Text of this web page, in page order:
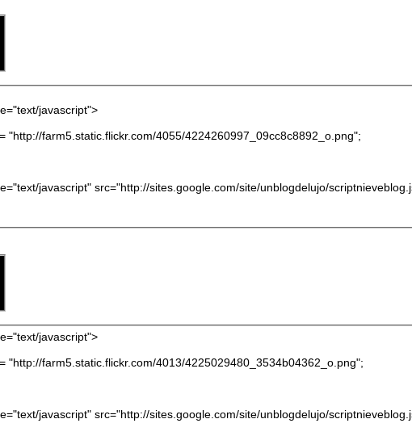
javascript">
"http://farm5.static.flickr.com/4055/4224260997_09cc8c8892_o.png";
javascript" src="http://sites.google.com/site/unblogdelujo/
javascript">
"http://farm5.static.flickr.com/4013/4225029480_3534b04362_o.png";
javascript" src="http://sites.google.com/site/unblogdelujo/